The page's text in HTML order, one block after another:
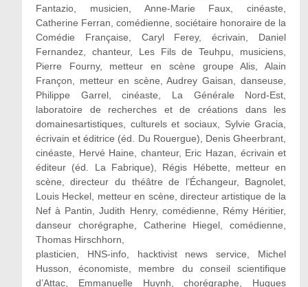
Fantazio, musicien, Anne-Marie Faux, cinéaste,
Catherine Ferran, comédienne, sociétaire honoraire de la
Comédie Française, Caryl Ferey, écrivain, Daniel
Fernandez, chanteur, Les Fils de Teuhpu, musiciens,
Pierre Fourny, metteur en scène groupe Alis, Alain
Françon, metteur en scène, Audrey Gaisan, danseuse,
Philippe Garrel, cinéaste, La Générale Nord-Est,
laboratoire de recherches et de créations dans les
domainesartistiques, culturels et sociaux, Sylvie Gracia,
écrivain et éditrice (éd. Du Rouergue), Denis Gheerbrant,
cinéaste, Hervé Haine, chanteur, Eric Hazan, écrivain et
éditeur (éd. La Fabrique), Régis Hébette, metteur en
scène, directeur du théâtre de l’Échangeur, Bagnolet,
Louis Heckel, metteur en scène, directeur artistique de la
Nef à Pantin, Judith Henry, comédienne, Rémy Héritier,
danseur chorégraphe, Catherine Hiegel, comédienne,
Thomas Hirschhorn,
plasticien, HNS-info, hacktivist news service, Michel
Husson, économiste, membre du conseil scientifique
d’Attac, Emmanuelle Huynh, chorégraphe, Hugues